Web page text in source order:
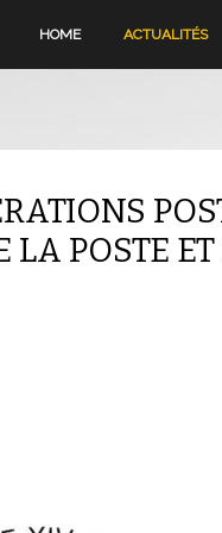
HOME ACTUALITÉS
LA POSTE